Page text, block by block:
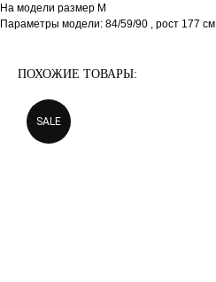
На модели размер М
Параметры модели: 84/59/90 , рост 177 см
ПОХОЖИЕ ТОВАРЫ:
SALE